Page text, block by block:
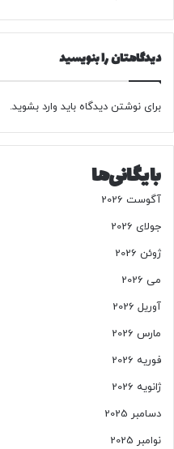
ن
س
ن‌
ا
ق
ی
ا
ا
ه
م
ک
ن
د
دیدگاهتان را بنویسید
برای نوشتن دیدگاه باید وارد بشوید.
بایگانی‌ها
آگوست 2026
جولای 2026
ژوئن 2026
می 2026
آوریل 2026
مارس 2026
فوریه 2026
ژانویه 2026
دسامبر 2025
نوامبر 2025